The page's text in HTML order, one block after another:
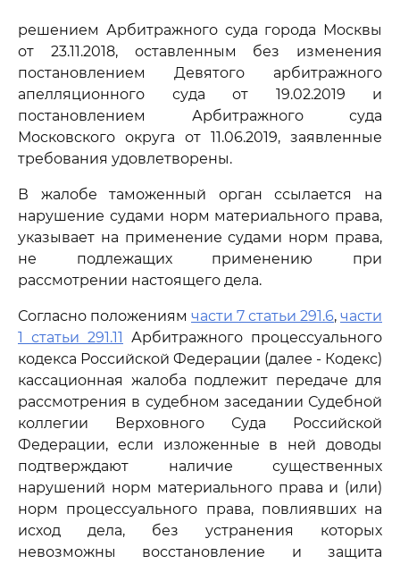
решением Арбитражного суда города Москвы
от 23.11.2018, оставленным без изменения
постановлением Девятого арбитражного
апелляционного суда от 19.02.2019 и
постановлением Арбитражного суда
Московского округа от 11.06.2019, заявленные
требования удовлетворены.
В жалобе таможенный орган ссылается на
нарушение судами норм материального права,
указывает на применение судами норм права,
не подлежащих применению при
рассмотрении настоящего дела.
Согласно положениям части 7 статьи 291.6, части
1 статьи 291.11 Арбитражного процессуального
кодекса Российской Федерации (далее - Кодекс)
кассационная жалоба подлежит передаче для
рассмотрения в судебном заседании Судебной
коллегии Верховного Суда Российской
Федерации, если изложенные в ней доводы
подтверждают наличие существенных
нарушений норм материального права и (или)
норм процессуального права, повлиявших на
исход дела, без устранения которых
невозможны восстановление и защита